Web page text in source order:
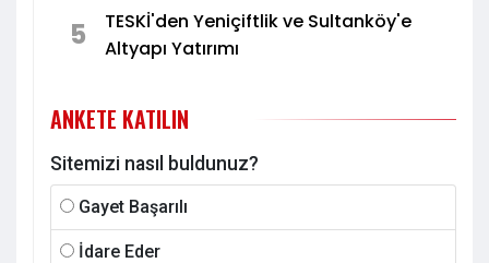
5
TESKİ'den Yeniçiftlik ve Sultanköy'e
Altyapı Yatırımı
ANKETE KATILIN
Sitemizi nasıl buldunuz?
Gayet Başarılı
İdare Eder